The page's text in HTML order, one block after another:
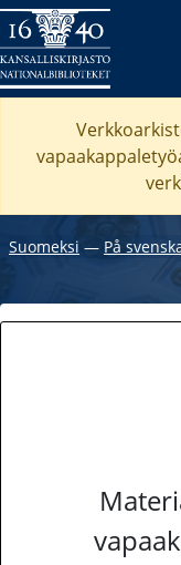
Suomeksi ― På